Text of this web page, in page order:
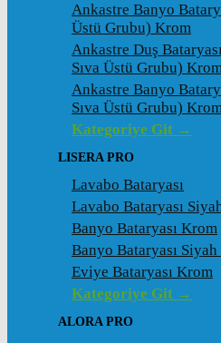
Ankastre Banyo
Üstü Grubu) Krom
Ankastre Duş
Sıva Üstü Grubu)
Ankastre Banyo
Sıva Üstü Grubu)
Kategoriye Git →
LISERA PRO
Lavabo Bataryası
Lavabo Bataryası
Banyo Bataryası Krom
Banyo Bataryası
Eviye Bataryası Krom
Kategoriye Git →
ALORA PRO